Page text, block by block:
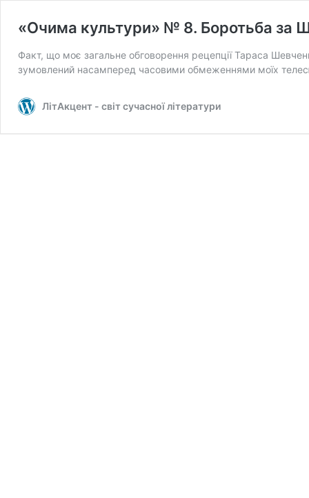
«Очима культури» № 8. Боротьба за
Факт, що моє загальне обговорення рецепції Тараса
зумовлений насамперед часовими обмеженнями моїх
ЛітАкцент - світ сучасної літератури